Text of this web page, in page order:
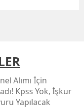
Alımı İçin
Kpss Yok, İşkur
Yapılacak